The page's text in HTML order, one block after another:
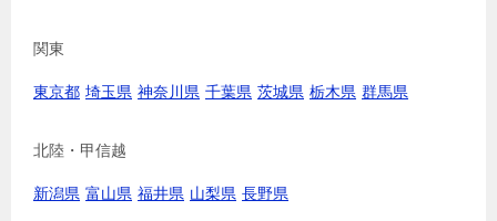
関東
東京都 埼玉県 神奈川県 千葉県 茨城県 栃木県 群馬県
北陸・甲信越
新潟県 富山県 福井県 山梨県 長野県